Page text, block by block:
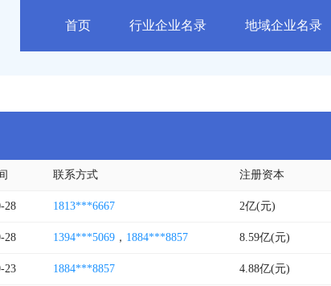
首页 行业企业名录 地域企业名录
联系方式 注册资本
28 1813***6667 2亿(元)
28 1394***5069 ， 1884***8857 8.59亿(元)
23 1884***8857 4.88亿(元)